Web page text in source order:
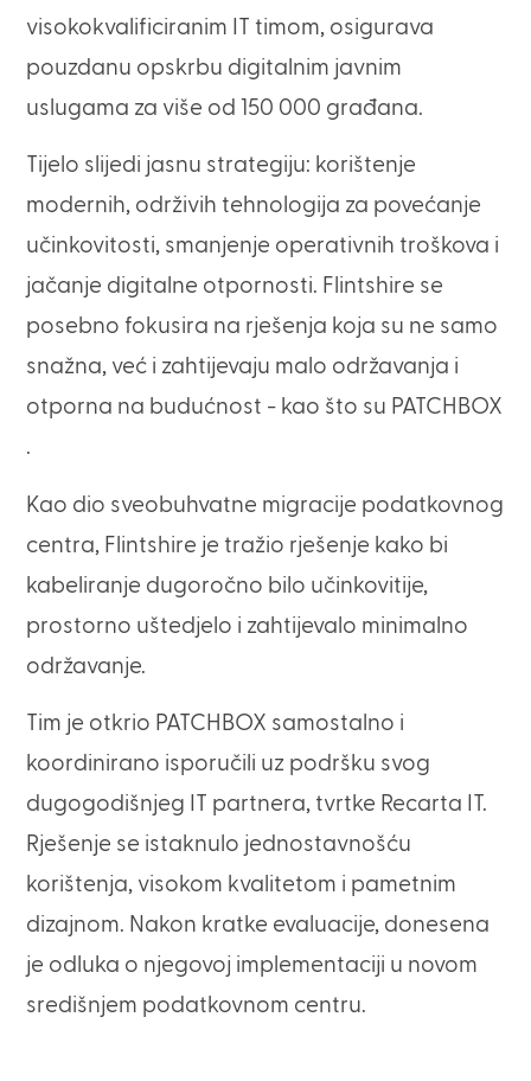
visokokvalificiranim IT timom, osigurava
pouzdanu opskrbu digitalnim javnim
uslugama za više od 150 000 građana.
Tijelo slijedi jasnu strategiju: korištenje
modernih, održivih tehnologija za povećanje
učinkovitosti, smanjenje operativnih troškova i
jačanje digitalne otpornosti. Flintshire se
posebno fokusira na rješenja koja su ne samo
snažna, već i zahtijevaju malo održavanja i
otporna na budućnost - kao što su PATCHBOX
.
Kao dio sveobuhvatne migracije podatkovnog
centra, Flintshire je tražio rješenje kako bi
kabeliranje dugoročno bilo učinkovitije,
prostorno uštedjelo i zahtijevalo minimalno
održavanje.
Tim je otkrio PATCHBOX samostalno i
koordinirano isporučili uz podršku svog
dugogodišnjeg IT partnera, tvrtke Recarta IT.
Rješenje se istaknulo jednostavnošću
korištenja, visokom kvalitetom i pametnim
dizajnom. Nakon kratke evaluacije, donesena
je odluka o njegovoj implementaciji u novom
središnjem podatkovnom centru.